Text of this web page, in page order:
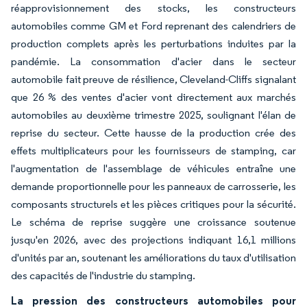
réapprovisionnement des stocks, les constructeurs
automobiles comme GM et Ford reprenant des calendriers de
production complets après les perturbations induites par la
pandémie. La consommation d'acier dans le secteur
automobile fait preuve de résilience, Cleveland-Cliffs signalant
que 26 % des ventes d'acier vont directement aux marchés
automobiles au deuxième trimestre 2025, soulignant l'élan de
reprise du secteur. Cette hausse de la production crée des
effets multiplicateurs pour les fournisseurs de stamping, car
l'augmentation de l'assemblage de véhicules entraîne une
demande proportionnelle pour les panneaux de carrosserie, les
composants structurels et les pièces critiques pour la sécurité.
Le schéma de reprise suggère une croissance soutenue
jusqu'en 2026, avec des projections indiquant 16,1 millions
d'unités par an, soutenant les améliorations du taux d'utilisation
des capacités de l'industrie du stamping.
La pression des constructeurs automobiles pour